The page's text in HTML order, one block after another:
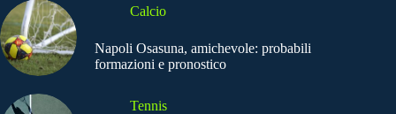
Calcio
Napoli Osasuna, amichevole: probabili
formazioni e pronostico
Tennis